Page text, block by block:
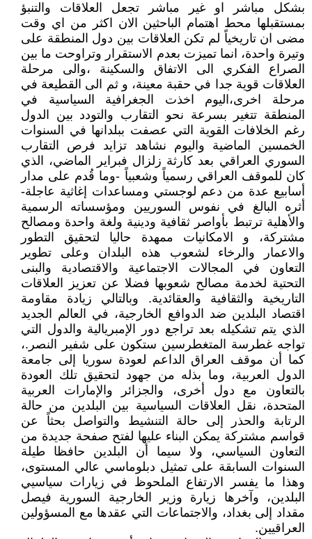
بشكل مباشر او غير مباشر تجعل العلاقات والتنبؤ
بمستقبلها محط اهتمام الباحثين الان اكثر من اي وقت
مضى ان تاريخياً لم تكن العلاقات بين دول المنطقة على
وتيرة واحدة، انما تميزت بعدم الاستقرار وتراوحت ما بين
الصراع الفكري الى الاتفاق والسكينة ،والى مرحلة
العلاقات قوية جدا في حقبة معينة، و ثم الى القطيعة في
مرحلة اخرى،اليوم اخذت الجغرافية السياسية في
المنطقة تتغير بسرعة نحو التقارب والتودد بين الدول
رغم الخلافات القوية التي عصفت ببلدانها في السنوات
الخمسين الماضية واليوم نشاهد تزايد فرص التقارب
السوري العراقي بعد كارثة زلزال فبراير الماضي، الذي
كان للموقف العراقي رسمياً وشعبياً -وما قُدم على مدار
أسابيع عدة من دعم لوجستي ومساعدات إغاثية عاجلة-
أثره البالغ في نفوس السوريين ومؤسساته الرسمية
والأهلية ترتبط بأواصر ثقافية ودينية ولغة واحدة‌ ومصالح
مشتركة، و الامكانيات ممهدة حاليا لتحقيق التطور
والاعمار والرخاء لشعوب هذه البلدان وعلى تطوير
التعاون في المجالات الاجتماعية والاقتصادية والبنى
التحتية لخدمة مصالح شعوبها فضلا عن تعزيز العلاقات
التاريخية والثقافية والعقائدية. وبالتالي زيادة مقاومة
اقتصاد البلدين ضد الدوافع الخارجية، في العالم الجديد
الذي يتم تشكيله بعد تراجع دور الإمبريالية والدول التي
تواجه غطرسة المتغطرسين ستكون على شفير النصر.،
كما أن موقف العراق الداعم لعودة سوريا إلى جامعة
الدول العربية، وما بذله من جهود لتحقيق تلك العودة
بالتعاون مع دول أخرى، والجزائر والإمارات العربية
المتحدة، نقل العلاقات السياسية بين البلدين من حالة
الرتابة والحذر إلى حالة التنشيط والتواصل بحثاً عن
قواسم مشتركة يمكن البناء عليها لفتح صفحة جديدة من
التعاون السياسي، ولا سيما أن البلدين حافظا طيلة
السنوات السابقة على تمثيل دبلوماسي عالي المستوى،
وهذا ما يفسر الارتفاع الملحوظ في زيارات سياسيي
البلدين، وآخرها زيارة وزير الخارجية السورية فيصل
مقداد إلى بغداد، والاجتماعات التي عقدها مع المسؤولين
العراقيين.